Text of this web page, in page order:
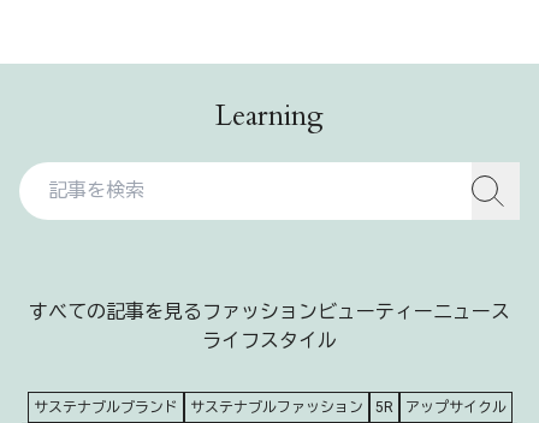
Learning
すべての記事を見る ファッションビューティーニュース
ライフスタイル
サステナブルブランド サステナブルファッション 5R
アップサイクル